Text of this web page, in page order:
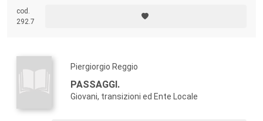
cod.
292.7
Piergiorgio Reggio
PASSAGGI.
Giovani, transizioni ed Ente Locale